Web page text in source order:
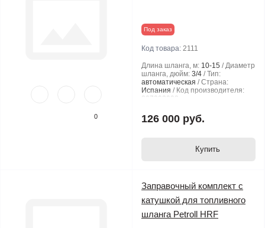
0
Под заказ
Код товара: 2111
Длина шланга, м: 10-15
Диаметр
шланга, дюйм: 3/4
Тип:
автоматическая
Страна:
Испания
Код производителя:
807303008
126 000 руб.
Купить
Заправочный комплект с
катушкой для топливного
шланга Petroll HRF